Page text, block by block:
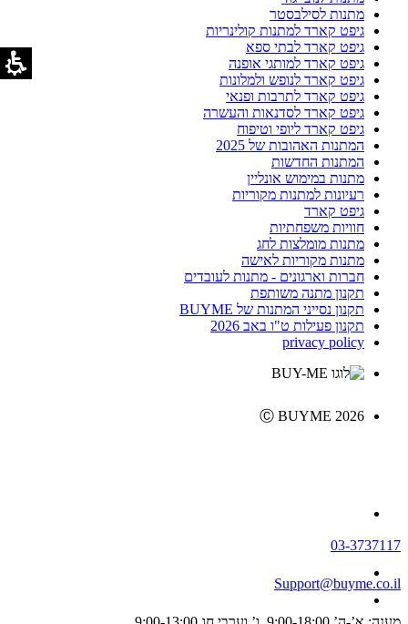
מתנות לסילבסטר
גיפט קארד למתנות קולינריות
גיפט קארד לבתי ספא
גיפט קארד למותגי אופנה
גיפט קארד לנופש ולמלונות
גיפט קארד לתרבות ופנאי
גיפט קארד לסדנאות והעשרה
גיפט קארד ליופי וטיפוח
המתנות האהובות של 2025
המתנות החדשות
מתנות במימוש אונליין
רעיונות למתנות מקוריות
גיפט קארד
חוויות משפחתיות
מתנות מומלצות לחג
מתנות מקוריות לאישה
חברות וארגונים - מתנות לעובדים
תקנון מתנה משותפת
תקנון נסייני המתנות של BUYME
תקנון פעילות ט"ו באב 2026
privacy policy
Ⓒ BUYME 2026
03-3737117
Support@buyme.co.il